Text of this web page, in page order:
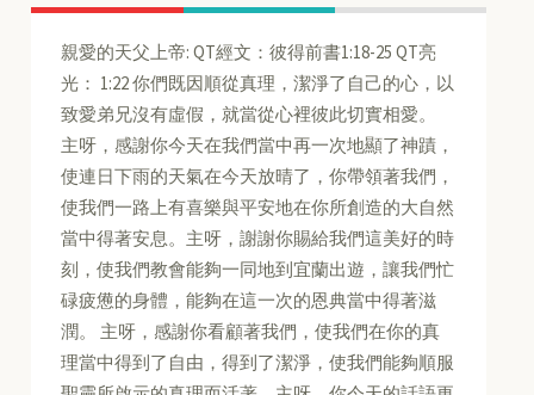
親愛的天父上帝: QT經文：彼得前書1:18-25 QT亮
光： 1:22 你們既因順從真理，潔淨了自己的心，以
致愛弟兄沒有虛假，就當從心裡彼此切實相愛。
主呀，感謝你今天在我們當中再一次地顯了神蹟，
使連日下雨的天氣在今天放晴了，你帶領著我們，
使我們一路上有喜樂與平安地在你所創造的大自然
當中得著安息。主呀，謝謝你賜給我們這美好的時
刻，使我們教會能夠一同地到宜蘭出遊，讓我們忙
碌疲憊的身體，能夠在這一次的恩典當中得著滋
潤。 主呀，感謝你看顧著我們，使我們在你的真
理當中得到了自由，得到了潔淨，使我們能夠順服